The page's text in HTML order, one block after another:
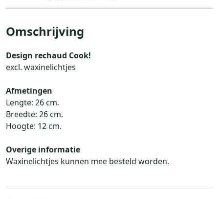
Omschrijving
Design rechaud Cook!
excl. waxinelichtjes
Afmetingen
Lengte: 26 cm.
Breedte: 26 cm.
Hoogte: 12 cm.
Overige informatie
Waxinelichtjes kunnen mee besteld worden.